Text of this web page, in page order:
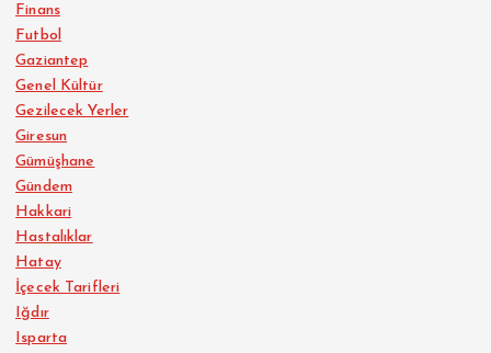
Finans
Futbol
Gaziantep
Genel Kültür
Gezilecek Yerler
Giresun
Gümüşhane
Gündem
Hakkari
Hastalıklar
Hatay
İçecek Tarifleri
Iğdır
Isparta